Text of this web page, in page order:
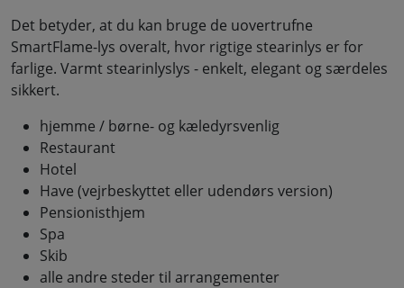
Det betyder, at du kan bruge de uovertrufne
SmartFlame-lys overalt, hvor rigtige stearinlys er for
farlige. Varmt stearinlyslys - enkelt, elegant og særdeles
sikkert.
hjemme / børne- og kæledyrsvenlig
Restaurant
Hotel
Have (vejrbeskyttet eller udendørs version)
Pensionisthjem
Spa
Skib
alle andre steder til arrangementer